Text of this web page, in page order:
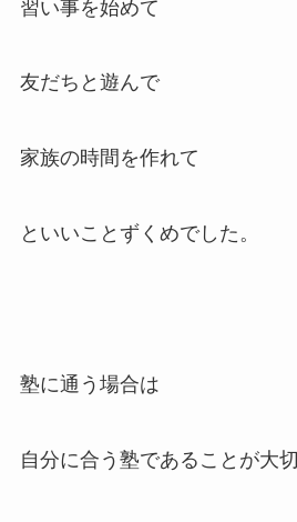
習い事を始めて
友だちと遊んで
家族の時間を作れて
といいことずくめでした。
塾に通う場合は
自分に合う塾であることが大